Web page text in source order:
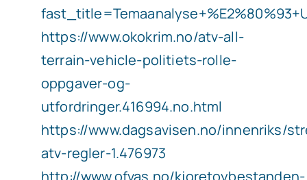
https://www.okokrim.no/atv-all-
terrain-vehicle-politiets-rolle-
oppgaver-og-
utfordringer.416994.no.html
https://www.dagsavisen.no/innenriks/
atv-regler-1.476973
http://www.ofvas.no/kjoretoybestanden-